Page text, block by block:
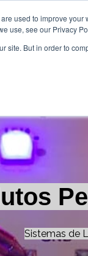
used to improve
use, see our Privacy
site. But in order to
Sistemas de